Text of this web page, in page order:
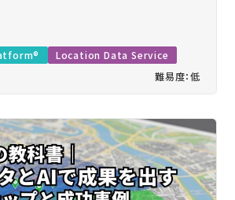
Location Data Service
難易度：低